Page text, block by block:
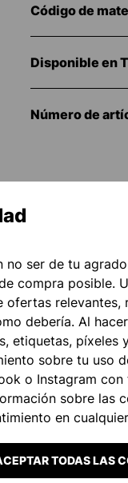
Código de
Disponible en
Número de
no ser de tu
compra posible.
debería. Al
etiquetas, píxeles
sobre tu uso
o Instagram
sobre las
en
TODAS LAS